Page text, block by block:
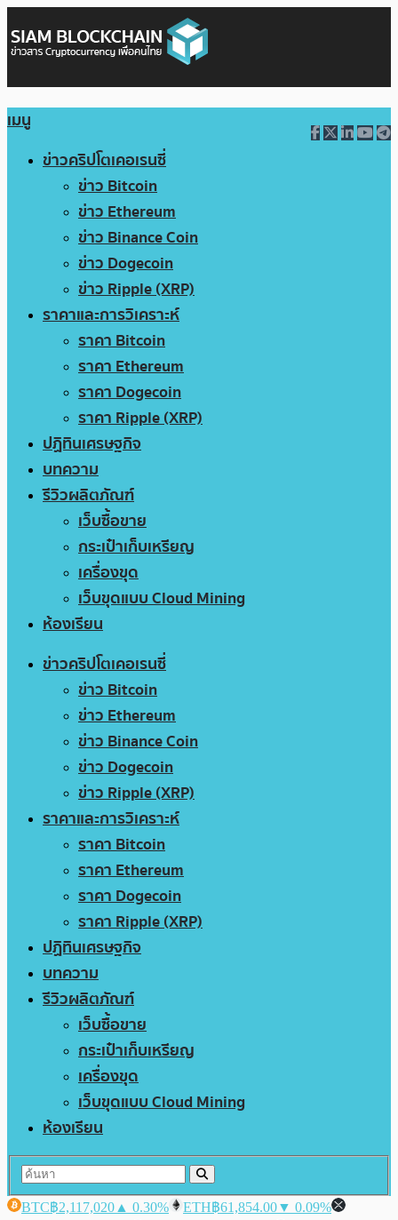
เมนู
ข่าวคริปโตเคอเรนซี่
ข่าว Bitcoin
ข่าว Ethereum
ข่าว Binance Coin
ข่าว Dogecoin
ข่าว Ripple (XRP)
ราคาและการวิเคราะห์
ราคา Bitcoin
ราคา Ethereum
ราคา Dogecoin
ราคา Ripple (XRP)
ปฏิทินเศรษฐกิจ
บทความ
รีวิวผลิตภัณฑ์
เว็บซื้อขาย
กระเป๋าเก็บเหรียญ
เครื่องขุด
เว็บขุดแบบ Cloud Mining
ห้องเรียน
ข่าวคริปโตเคอเรนซี่
ข่าว Bitcoin
ข่าว Ethereum
ข่าว Binance Coin
ข่าว Dogecoin
ข่าว Ripple (XRP)
ราคาและการวิเคราะห์
ราคา Bitcoin
ราคา Ethereum
ราคา Dogecoin
ราคา Ripple (XRP)
ปฏิทินเศรษฐกิจ
บทความ
รีวิวผลิตภัณฑ์
เว็บซื้อขาย
กระเป๋าเก็บเหรียญ
เครื่องขุด
เว็บขุดแบบ Cloud Mining
ห้องเรียน
BTC฿2,117,020 ▲ 0.30% ETH฿61,854.00▼ 0.09%